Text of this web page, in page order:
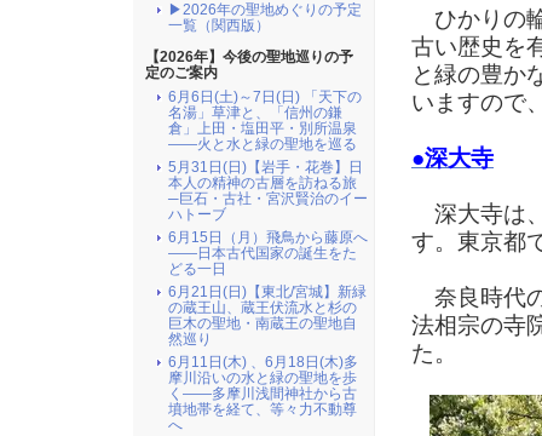
ひかりの
古い歴史を
と緑の豊か
いますので
●深大寺
深大寺は
す。東京都
奈良時代
法相宗の寺
た。
▶2026年の聖地めぐりの予定
一覧（関西版）
【2026年】今後の聖地巡りの予
定のご案内
6月6日(土)～7日(日) 「天下の
名湯」草津と、「信州の鎌
倉」上田・塩田平・別所温泉
――火と水と緑の聖地を巡る
5月31日(日)【岩手・花巻】日
本人の精神の古層を訪ねる旅
─巨石・古社・宮沢賢治のイー
ハトーブ
6月15日（月）飛鳥から藤原へ
――日本古代国家の誕生をた
どる一日
6月21日(日)【東北/宮城】新緑
の蔵王山、蔵王伏流水と杉の
巨木の聖地・南蔵王の聖地自
然巡り
6月11日(木) 、6月18日(木)多
摩川沿いの水と緑の聖地を歩
く――多摩川浅間神社から古
墳地帯を経て、等々力不動尊
へ